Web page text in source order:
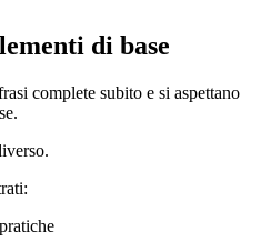
di base
complete subito e si aspettano